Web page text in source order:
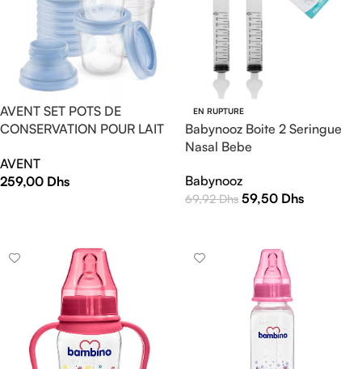
AVENT SET POTS DE
CONSERVATION POUR LAIT
SCF618/10
AVENT
259,00 Dhs
EN RUPTURE
Babynooz Boite 2 Seringue
Nasal Bebe
Babynooz
69,92Dhs 59,50 Dhs